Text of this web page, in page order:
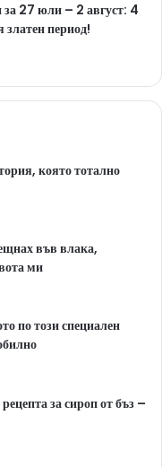
за 27 юли – 2 август: 4
златен период!
която тотално
във влака,
ми
по този специален
за сироп от бъз –